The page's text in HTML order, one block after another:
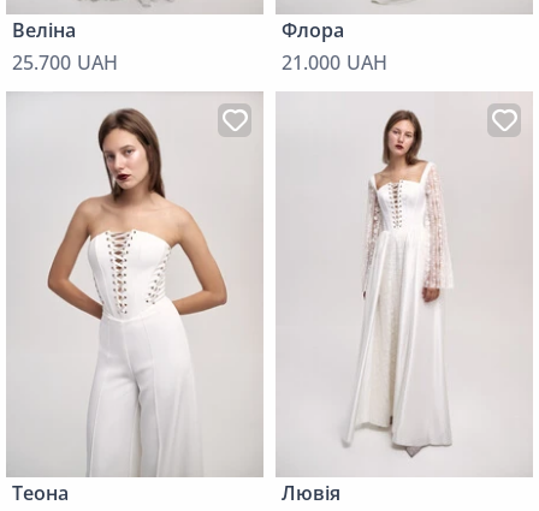
Веліна
25.700 UAH
Флора
21.000 UAH
Теона
Лювія